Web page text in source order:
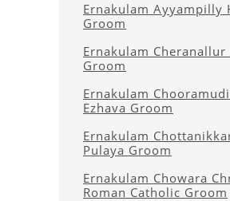
Ernakulam Ayyampilly
Groom
Ernakulam
Groom
Ernakulam
Ezhava Groom
Ernakulam
Pulaya Groom
Ernakulam Chowara
Roman Catholic Groom